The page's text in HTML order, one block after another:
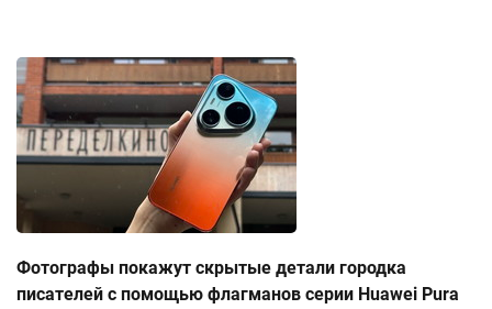
Фотографы покажут скрытые детали городка
писателей с помощью флагманов серии Huawei Pura